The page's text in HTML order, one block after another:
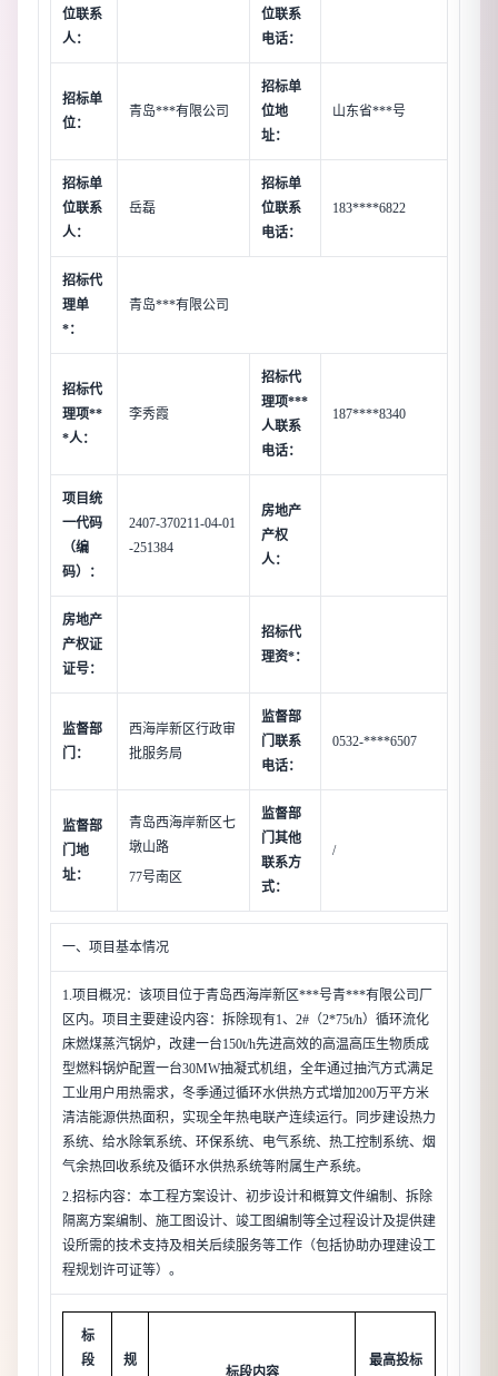
位联系
人：
位联系
电话：
招标单
位：
青岛***有限公司
招标单
位地
址：
山东省***号
招标单
位联系
人：
岳磊
招标单
位联系
电话：
183****6822
招标代
理单
*：
青岛***有限公司
招标代
理项**
*人：
李秀霞
招标代
理项***
人联系
电话：
187****8340
项目统
一代码
（编
码）：
2407-370211-04-01
-251384
房地产
产权
人：
房地产
产权证
证号：
招标代
理资*：
监督部
门：
西海岸新区行政审
批服务局
监督部
门联系
电话：
0532-****6507
监督部
门地
址：
青岛西海岸新区七
墩山路
77号南区
监督部
门其他
联系方
式：
/
一、项目基本情况
1.项目概况：该项目位于青岛西海岸新区***号青***有限公司厂
区内。项目主要建设内容：拆除现有1、2#（2*75t/h）循环流化
床燃煤蒸汽锅炉，改建一台150t/h先进高效的高温高压生物质成
型燃料锅炉配置一台30MW抽凝式机组，全年通过抽汽方式满足
工业用户用热需求，冬季通过循环水供热方式增加200万平方米
清洁能源供热面积，实现全年热电联产连续运行。同步建设热力
系统、给水除氧系统、环保系统、电气系统、热工控制系统、烟
气余热回收系统及循环水供热系统等附属生产系统。
2.招标内容：本工程方案设计、初步设计和概算文件编制、拆除
隔离方案编制、施工图设计、竣工图编制等全过程设计及提供建
设所需的技术支持及相关后续服务等工作（包括协助办理建设工
程规划许可证等）。
标
段
规
标段内容
最高投标